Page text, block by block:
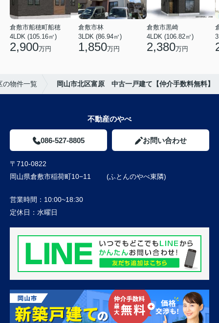
倉敷市船穂町船穂
4LDK (105.16㎡)
2,900万円
倉敷市林
3LDK (86.94㎡)
1,850万円
倉敷市黒崎
4LDK (106.82㎡)
2,380万円
の物件一覧 岡山市北区富原 中古一戸建て【仲介手数料無料】
不動産のやべ
086-527-8805 お問い合わせ
〒710-0822
岡山県倉敷市稲荷町10−11 (ふとんのやべ東隣)
営業時間： 10:00~18:30
定休日： 水曜日